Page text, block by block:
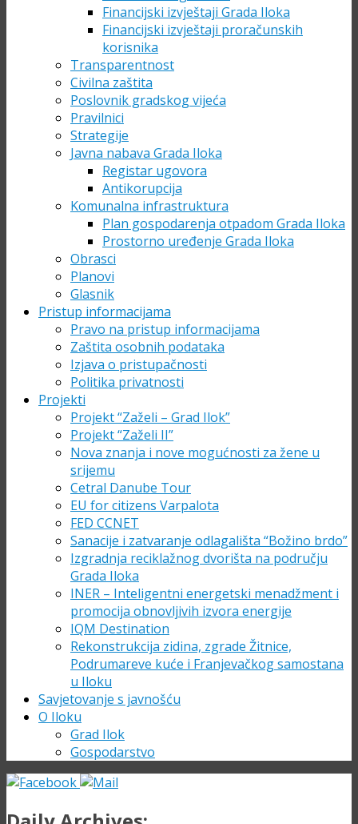
Financijski izvještaji Grada Iloka
Financijski izvještaji proračunskih
korisnika
Transparentnost
Civilna zaštita
Poslovnik gradskog vijeća
Pravilnici
Strategije
Javna nabava Grada Iloka
Registar ugovora
Antikorupcija
Komunalna infrastruktura
Plan gospodarenja otpadom Grada Iloka
Prostorno uređenje Grada Iloka
Obrasci
Planovi
Glasnik
Pristup informacijama
Pravo na pristup informacijama
Zaštita osobnih podataka
Izjava o pristupačnosti
Politika privatnosti
Projekti
Projekt “Zaželi – Grad Ilok”
Projekt “Zaželi II”
Nova znanja i nove mogućnosti za žene u
srijemu
Cetral Danube Tour
EU for citizens Varpalota
FED CCNET
Sanacije i zatvaranje odlagališta “Božino brdo”
Izgradnja reciklažnog dvorišta na području
Grada Iloka
INER – Inteligentni energetski menadžment i
promocija obnovljivih izvora energije
IQM Destination
Rekonstrukcija zidina, zgrade Žitnice,
Podrumareve kuće i Franjevačkog samostana
u Iloku
Savjetovanje s javnošću
O Iloku
Grad Ilok
Gospodarstvo